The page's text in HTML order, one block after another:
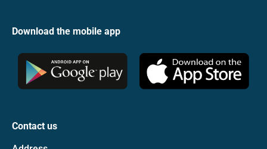
Download the mobile app
Contact us